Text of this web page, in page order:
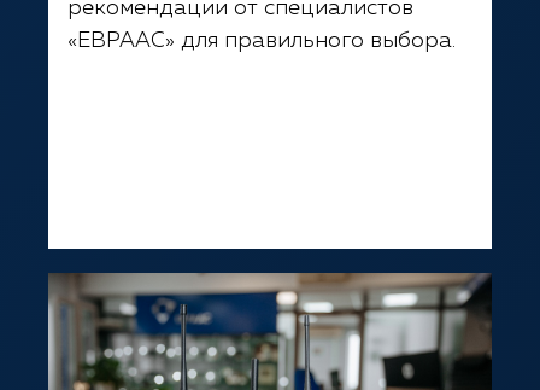
рекомендации от специалистов
«ЕВРААС» для правильного выбора.